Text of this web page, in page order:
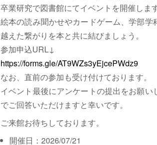
卒業研究で図書館にてイベントを開催しま
絵本の読み聞かせやカードゲーム、学部学
越えた繋がりを本と共に結びましょう。
参加申込URL↓
https://forms.gle/AT9WZs3yEjcePWdz9
なお、直前の参加も受け付けております。
イベント最後にアンケートの提出をお願い
でご回答いただけますと幸いです。
ご来館お待ちしております。
開催日：2026/07/21